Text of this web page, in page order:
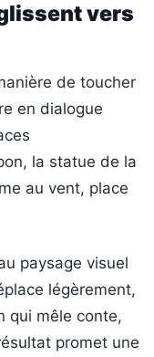
vers
de toucher
en dialogue
la statue de la
au vent, place
paysage visuel
légèrement,
qui mêle conte,
promet une